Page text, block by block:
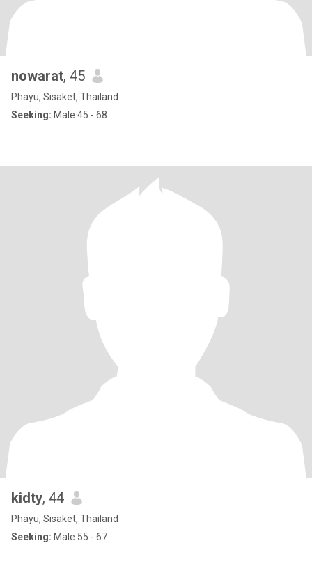
nowarat, 45
Phayu, Sisaket, Thailand
Seeking: Male 45 - 68
kidty, 44
Phayu, Sisaket, Thailand
Seeking: Male 55 - 67